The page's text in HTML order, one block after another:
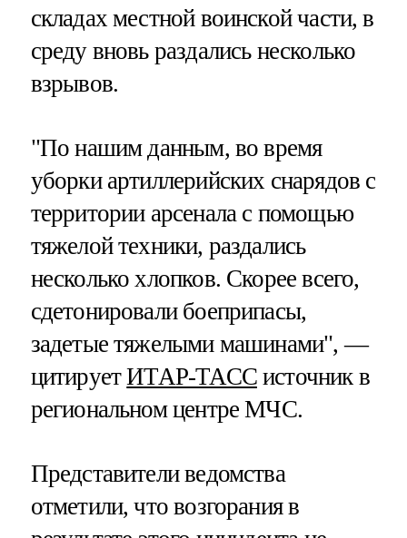
складах местной воинской части, в
среду вновь раздались несколько
взрывов.
"По нашим данным, во время
уборки артиллерийских снарядов с
территории арсенала с помощью
тяжелой техники, раздались
несколько хлопков. Скорее всего,
сдетонировали боеприпасы,
задетые тяжелыми машинами", —
цитируетИТАР-ТАССисточник в
региональном центре МЧС.
Представители ведомства
отметили, что возгорания в